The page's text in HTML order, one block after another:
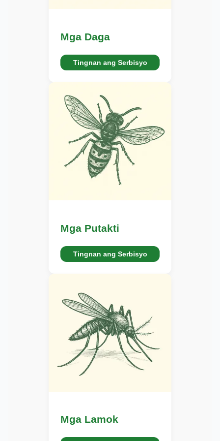
Mga Daga
Tingnan ang Serbisyo
Mga Putakti
Tingnan ang Serbisyo
Mga Lamok